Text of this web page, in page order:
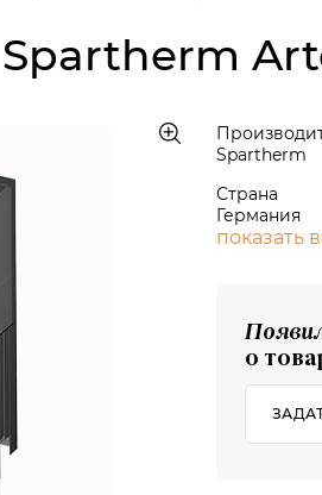
Spartherm
Страна
Германия
показать
о